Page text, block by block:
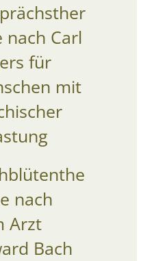
nach Carl
für
mit
nach
Arzt
Bach